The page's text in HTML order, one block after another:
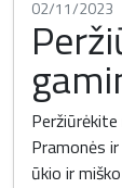
02/11/2023
Pramonės
ūkio ir